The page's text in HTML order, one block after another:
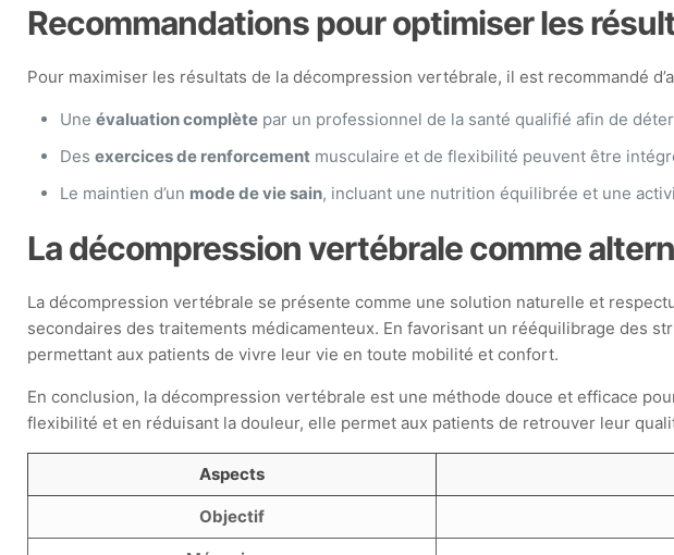
Recommandations pour optimiser les
Pour maximiser les résultats de la décompression vertébrale, il est recommandé
Uneévaluation complète par un professionnel de la santé qualifié afin de
Desexercices de renforcement musculaire et de flexibilité peuvent être
Le maintien d’un mode de vie sain, incluant une nutrition équilibrée et une
La décompression vertébrale comme
La décompression vertébrale se présente comme une solution naturelle et
secondaires des traitements médicamenteux. En favorisant un rééquilibrage des
permettant aux patients de vivre leur vie en toute mobilité et confort.
En conclusion, la décompression vertébrale est une méthode douce et efficace
flexibilité et en réduisant la douleur, elle permet aux patients de retrouver leur
Aspects
Objectif